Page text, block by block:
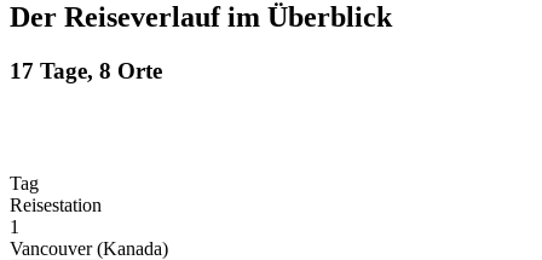
Der Reiseverlauf im Überblick
17 Tage, 8 Orte
Tag
Reisestation
1
Vancouver (Kanada)